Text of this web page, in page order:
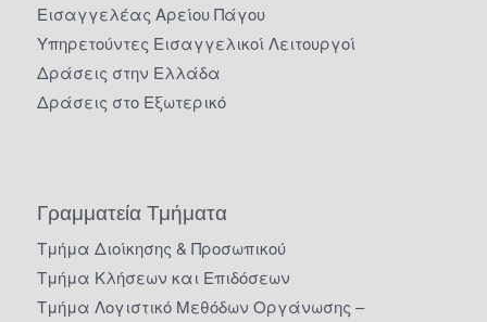
Εισαγγελέας Αρείου Πάγου
Υπηρετούντες Εισαγγελικοί Λειτουργοί
Δράσεις στην Ελλάδα
Δράσεις στο Εξωτερικό
Γραμματεία Τμήματα
Τμήμα Διοίκησης & Προσωπικού
Τμήμα Κλήσεων και Επιδόσεων
Τμήμα Λογιστικό Μεθόδων Οργάνωσης –